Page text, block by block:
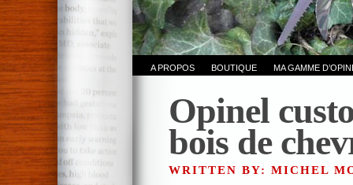
A PROPOS BOUTIQUE MA GAMME
Opinel
bois de
WRITTEN BY: MICHEL